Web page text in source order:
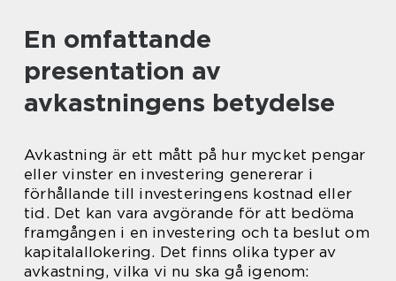
En omfattande
presentation av
avkastningens betydelse
Avkastning är ett mått på hur mycket pengar
eller vinster en investering genererar i
förhållande till investeringens kostnad eller
tid. Det kan vara avgörande för att bedöma
framgången i en investering och ta beslut om
kapitalallokering. Det finns olika typer av
avkastning, vilka vi nu ska gå igenom: